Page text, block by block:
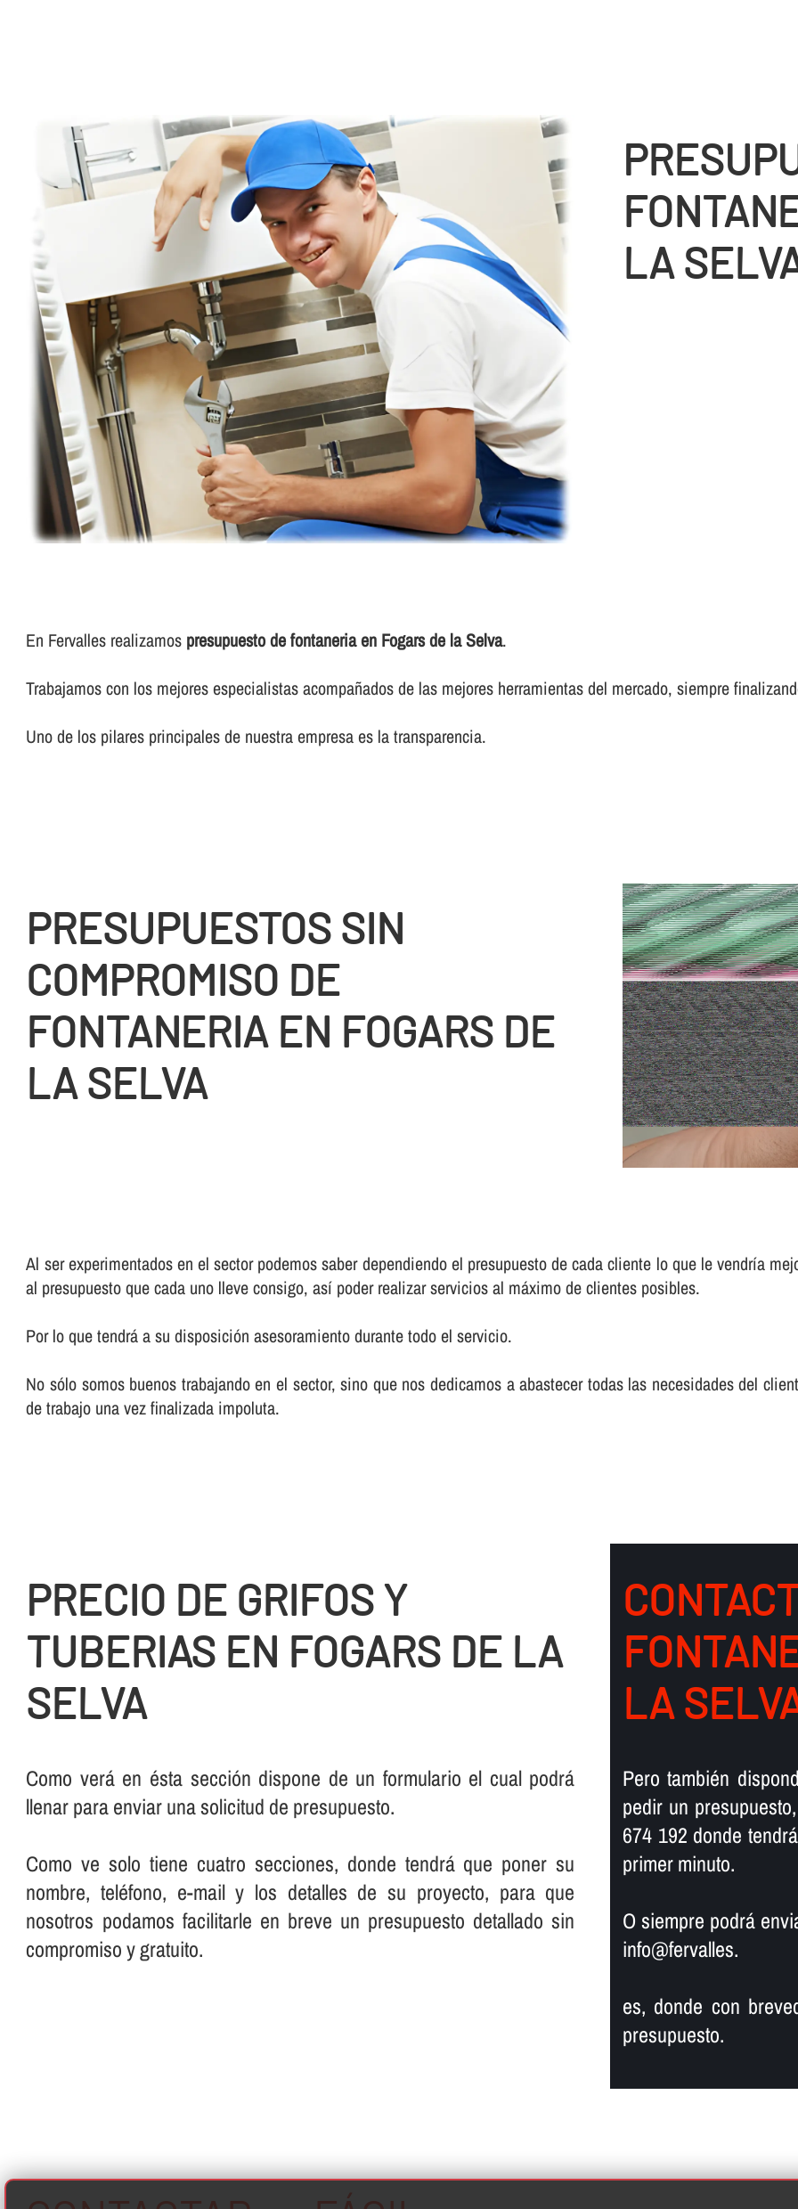
LA
En Fervalles realizamos presupuesto de fontaneria en Fogars de la Selva.
Trabajamos con los mejores especialistas acompañados de las mejores herramientas del mercado, siempre
Uno de los pilares principales de nuestra empresa es la transparencia.
PRESUPUESTOS SIN
COMPROMISO DE
FONTANERIA EN FOGARS DE
LA SELVA
Al ser experimentados en el sector podemos saber dependiendo el presupuesto de cada cliente lo que le vendrí­a
al presupuesto que cada uno lleve consigo, así­ poder realizar servicios al máximo de clientes posibles.
Por lo que tendrá a su disposición asesoramiento durante todo el servicio.
No sólo somos buenos trabajando en el sector, sino que nos dedicamos a abastecer todas las necesidades del
de trabajo una vez finalizada impoluta.
PRECIO DE GRIFOS Y
TUBERIAS EN FOGARS DE LA
SELVA
Como verá en ésta sección dispone de un formulario el cual podrá
llenar para enviar una solicitud de presupuesto.
Como ve solo tiene cuatro secciones, donde tendrá que poner su
nombre, teléfono, e-mail y los detalles de su proyecto, para que
nosotros podamos facilitarle en breve un presupuesto detallado sin
compromiso y gratuito.
LA
Pero también
pedir un
674 192 donde
primer minuto.
O siempre podrá
info@fervalles.
es, donde con
presupuesto.